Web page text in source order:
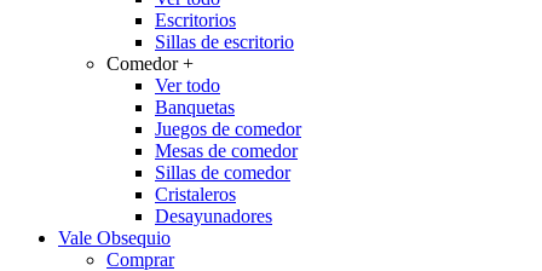
Escritorios
Sillas de escritorio
Comedor+
Ver todo
Banquetas
Juegos de comedor
Mesas de comedor
Sillas de comedor
Cristaleros
Desayunadores
Vale Obsequio
Comprar